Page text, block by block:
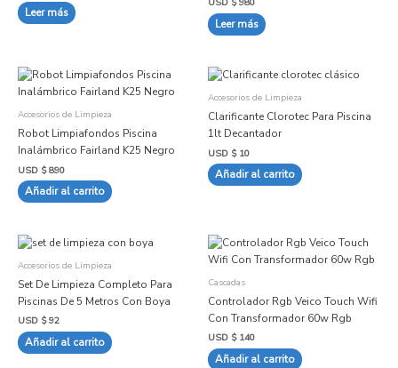
Leer más
Leer más
Accesorios de Limpieza
Robot Limpiafondos Piscina
Inalámbrico Fairland K25 Negro
USD $890
Añadir al carrito
Accesorios de Limpieza
Clarificante Clorotec Para Piscina
1lt Decantador
USD $10
Añadir al carrito
Accesorios de Limpieza
Set De Limpieza Completo Para
Piscinas De 5 Metros Con Boya
USD $92
Añadir al carrito
Cascadas
Controlador Rgb Veico Touch Wifi
Con Transformador 60w Rgb
USD $140
Añadir al carrito